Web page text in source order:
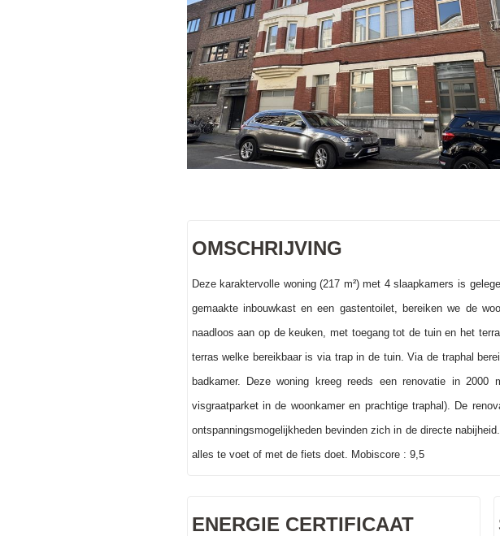
OMSCHRIJVING
Deze karaktervolle woning (217 m²) met 4 slaapkamers is
gemaakte inbouwkast en een gastentoilet, bereiken we de
naadloos aan op de keuken, met toegang tot de tuin en het
terras welke bereikbaar is via trap in de tuin. Via de traphal
badkamer. Deze woning kreeg reeds een renovatie in 2000
visgraatparket in de woonkamer en prachtige traphal). De
ontspanningsmogelijkheden bevinden zich in de directe
alles te voet of met de fiets doet. Mobiscore : 9,5
ENERGIE CERTIFICAAT